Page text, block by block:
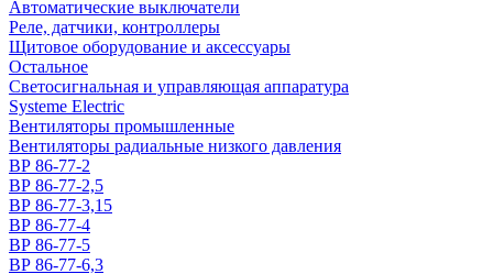
Автоматические выключатели
Реле, датчики, контроллеры
Щитовое оборудование и аксессуары
Остальное
Светосигнальная и управляющая аппаратура
Systeme Electric
Вентиляторы промышленные
Вентиляторы радиальные низкого давления
ВР 86-77-2
ВР 86-77-2,5
ВР 86-77-3,15
ВР 86-77-4
ВР 86-77-5
ВР 86-77-6,3